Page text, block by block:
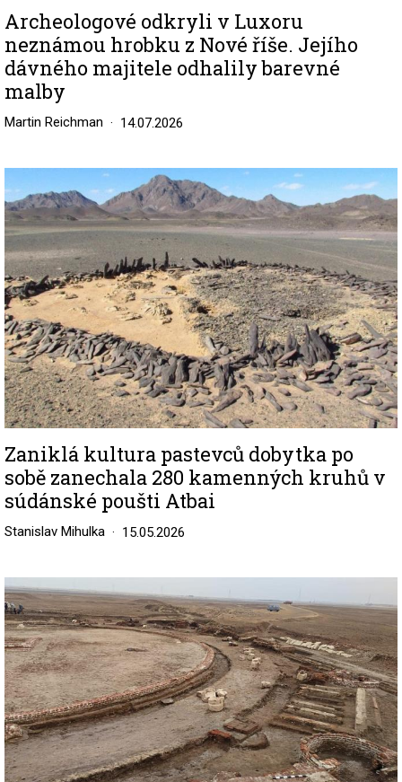
Archeologové odkryli v Luxoru
neznámou hrobku z Nové říše. Jejího
dávného majitele odhalily barevné
malby
Martin Reichman 14.07.2026
Zaniklá kultura pastevců dobytka po
sobě zanechala 280 kamenných kruhů v
súdánské poušti Atbai
Stanislav Mihulka 15.05.2026
Image